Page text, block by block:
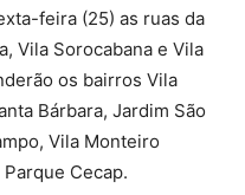
feira (25) as ruas da
Vila Sorocabana e Vila
os bairros Vila
Bárbara, Jardim São
Vila Monteiro
Cecap.